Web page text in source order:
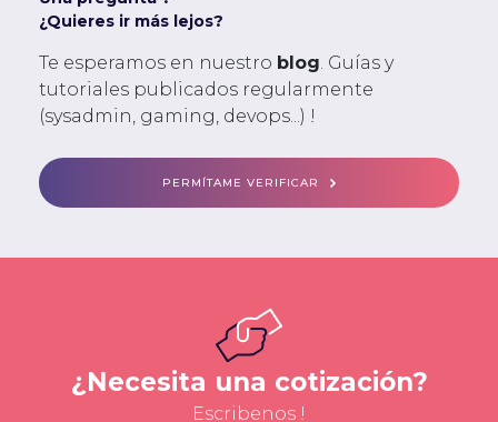
¿Quieres ir más lejos?
Te esperamos en nuestro blog. Guías y
tutoriales publicados regularmente
(sysadmin, gaming, devops...) !
PERMÍTAME VERIFICAR
¿Necesita una cotización?
Escribenos !